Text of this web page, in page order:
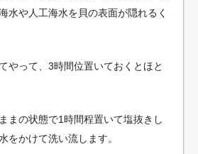
水や人工海水を貝の表面が隠れるく
やって、3時間位置いておくとほと
まの状態で1時間程置いて塩抜きし
をかけて洗い流します。